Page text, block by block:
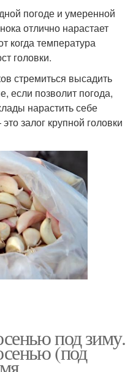
погоде и умеренной
отлично нарастает
когда температура
головки.
стремиться высадить
если позволит погода,
нарастить себе
залог крупной головки
под зиму.
(под